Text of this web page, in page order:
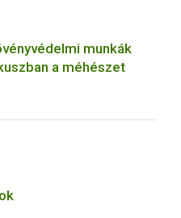
munkák
a méhészet